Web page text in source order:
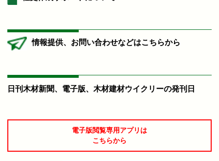
情報提供、お問い合わせなどはこちらから
日刊木材新聞、電子版、木材建材ウイクリーの発刊日
電子版閲覧専用アプリは
こちらから